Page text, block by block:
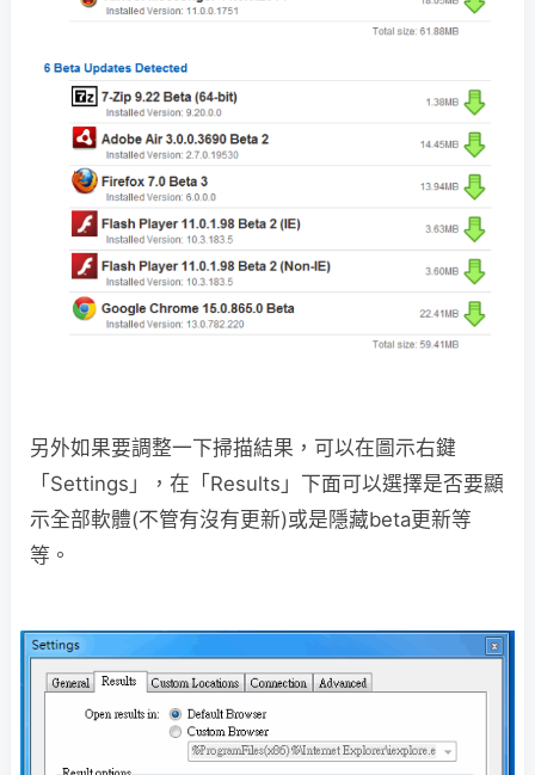
另外如果要調整一下掃描結果，可以在圖示右鍵
「Settings」，在「Results」下面可以選擇是否要顯
示全部軟體(不管有沒有更新)或是隱藏beta更新等
等。